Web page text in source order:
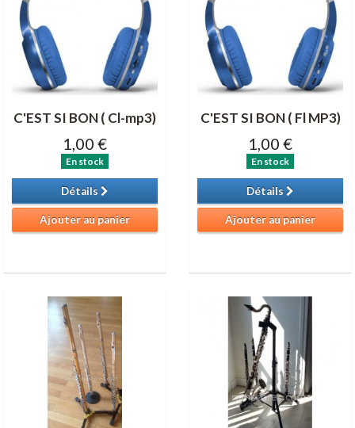
C'EST SI BON ( Cl-mp3)
1,00 €
En stock
Détails
Ajouter au panier
C'EST SI BON ( Fl MP3)
1,00 €
En stock
Détails
Ajouter au panier